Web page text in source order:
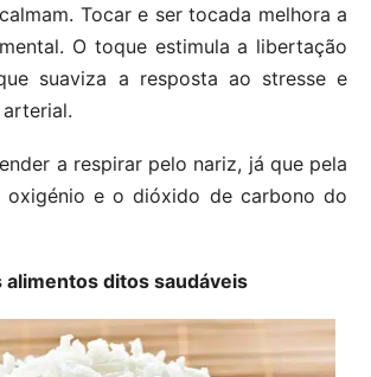
Tocar e ser tocada melhora a
O toque estimula a libertação
suaviza a resposta ao stresse e
a respirar pelo nariz, já que pela
oxigénio e o dióxido de carbono do
alimentos ditos saudáveis